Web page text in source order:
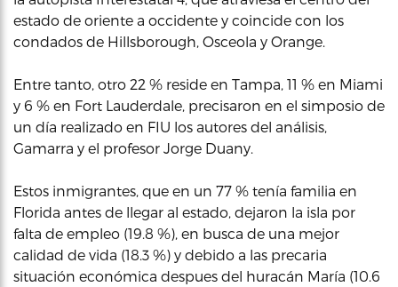
estado de oriente a occidente y coincide con los
condados de Hillsborough, Osceola y Orange.
Entre tanto, otro 22 % reside en Tampa, 11 % en Miami
y 6 % en Fort Lauderdale, precisaron en el simposio de
un día realizado en FIU los autores del análisis,
Gamarra y el profesor Jorge Duany.
Estos inmigrantes, que en un 77 % tenía familia en
Florida antes de llegar al estado, dejaron la isla por
falta de empleo (19.8 %), en busca de una mejor
calidad de vida (18.3 %) y debido a las precaria
situación económica despues del huracán María (10.6